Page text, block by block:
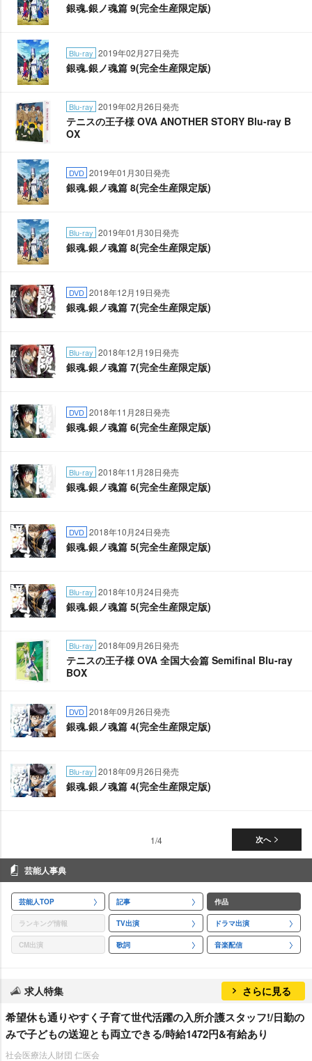
銀魂.銀ノ魂篇 9(完全生産限定版)
Blu-ray 2019年02月27日発売
銀魂.銀ノ魂篇 9(完全生産限定版)
Blu-ray 2019年02月26日発売
テニスの王子様 OVA ANOTHER STORY Blu-ray B
OX
DVD 2019年01月30日発売
銀魂.銀ノ魂篇 8(完全生産限定版)
Blu-ray 2019年01月30日発売
銀魂.銀ノ魂篇 8(完全生産限定版)
DVD 2018年12月19日発売
銀魂.銀ノ魂篇 7(完全生産限定版)
Blu-ray 2018年12月19日発売
銀魂.銀ノ魂篇 7(完全生産限定版)
DVD 2018年11月28日発売
銀魂.銀ノ魂篇 6(完全生産限定版)
Blu-ray 2018年11月28日発売
銀魂.銀ノ魂篇 6(完全生産限定版)
DVD 2018年10月24日発売
銀魂.銀ノ魂篇 5(完全生産限定版)
Blu-ray 2018年10月24日発売
銀魂.銀ノ魂篇 5(完全生産限定版)
Blu-ray 2018年09月26日発売
テニスの王子様 OVA 全国大会篇 Semifinal Blu-ray
BOX
DVD 2018年09月26日発売
銀魂.銀ノ魂篇 4(完全生産限定版)
Blu-ray 2018年09月26日発売
銀魂.銀ノ魂篇 4(完全生産限定版)
次へ
1/4
芸能人事典
芸能人TOP 記事 作品
ランキング情報 TV出演 ドラマ出演
CM出演 歌詞 音楽配信
求人特集 さらに見る
希望休も通りやすく子育て世代活躍の入所介護スタッフ!/日勤の
みで子どもの送迎とも両立できる/時給1472円&有給あり
社会医療法人財団 仁医会